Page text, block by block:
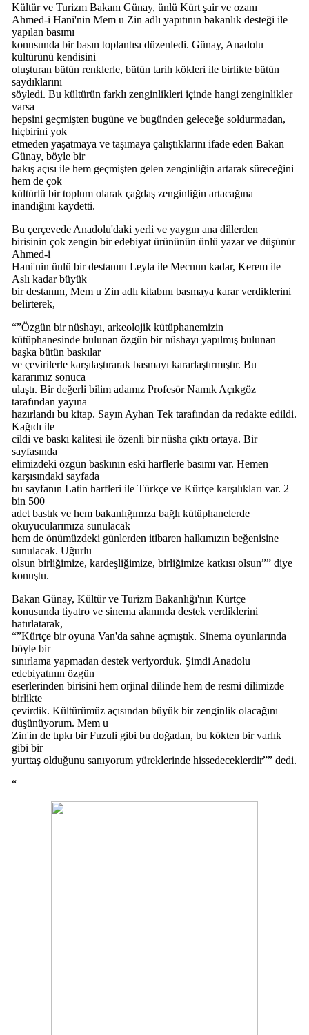
Kültür ve Turizm Bakanı Günay, ünlü Kürt şair ve ozanı
Ahmed-i Hani'nin Mem u Zin adlı yapıtının bakanlık desteği ile
yapılan basımı
konusunda bir basın toplantısı düzenledi. Günay, Anadolu
kültürünü kendisini
oluşturan bütün renklerle, bütün tarih kökleri ile birlikte bütün
saydıklarını
söyledi. Bu kültürün farklı zenginlikleri içinde hangi zenginlikler
varsa
hepsini geçmişten bugüne ve bugünden geleceğe soldurmadan,
hiçbirini yok
etmeden yaşatmaya ve taşımaya çalıştıklarını ifade eden Bakan
Günay, böyle bir
bakış açısı ile hem geçmişten gelen zenginliğin artarak süreceğini
hem de çok
kültürlü bir toplum olarak çağdaş zenginliğin artacağına
inandığını kaydetti.
Bu çerçevede Anadolu'daki yerli ve yaygın ana dillerden
birisinin çok zengin bir edebiyat ürününün ünlü yazar ve düşünür
Ahmed-i
Hani'nin ünlü bir destanını Leyla ile Mecnun kadar, Kerem ile
Aslı kadar büyük
bir destanını, Mem u Zin adlı kitabını basmaya karar verdiklerini
belirterek,
“”Özgün bir nüshayı, arkeolojik kütüphanemizin
kütüphanesinde bulunan özgün bir nüshayı yapılmış bulunan
başka bütün baskılar
ve çevirilerle karşılaştırarak basmayı kararlaştırmıştır. Bu
kararımız sonuca
ulaştı. Bir değerli bilim adamız Profesör Namık Açıkgöz
tarafından yayına
hazırlandı bu kitap. Sayın Ayhan Tek tarafından da redakte edildi.
Kağıdı ile
cildi ve baskı kalitesi ile özenli bir nüsha çıktı ortaya. Bir
sayfasında
elimizdeki özgün baskının eski harflerle basımı var. Hemen
karşısındaki sayfada
bu sayfanın Latin harfleri ile Türkçe ve Kürtçe karşılıkları var. 2
bin 500
adet bastık ve hem bakanlığımıza bağlı kütüphanelerde
okuyucularımıza sunulacak
hem de önümüzdeki günlerden itibaren halkımızın beğenisine
sunulacak. Uğurlu
olsun birliğimize, kardeşliğimize, birliğimize katkısı olsun”” diye
konuştu.
Bakan Günay, Kültür ve Turizm Bakanlığı'nın Kürtçe
konusunda tiyatro ve sinema alanında destek verdiklerini
hatırlatarak,
“”Kürtçe bir oyuna Van'da sahne açmıştık. Sinema oyunlarında
böyle bir
sınırlama yapmadan destek veriyorduk. Şimdi Anadolu
edebiyatının özgün
eserlerinden birisini hem orjinal dilinde hem de resmi dilimizde
birlikte
çevirdik. Kültürümüz açısından büyük bir zenginlik olacağını
düşünüyorum. Mem u
Zin'in de tıpkı bir Fuzuli gibi bu doğadan, bu kökten bir varlık
gibi bir
yurttaş olduğunu sanıyorum yüreklerinde hissedeceklerdir”” dedi.
“